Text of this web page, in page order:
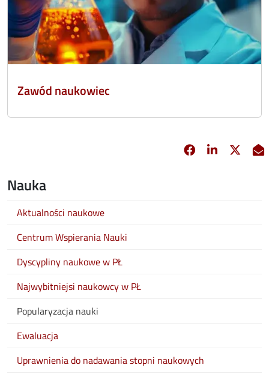
Zawód naukowiec
Facebook
opens in new
Linkedin
opens in
X
Nauka
Aktualności naukowe
Centrum Wspierania Nauki
Dyscypliny naukowe w PŁ
Najwybitniejsi naukowcy w PŁ
Popularyzacja nauki
Ewaluacja
Uprawnienia do nadawania stopni naukowych